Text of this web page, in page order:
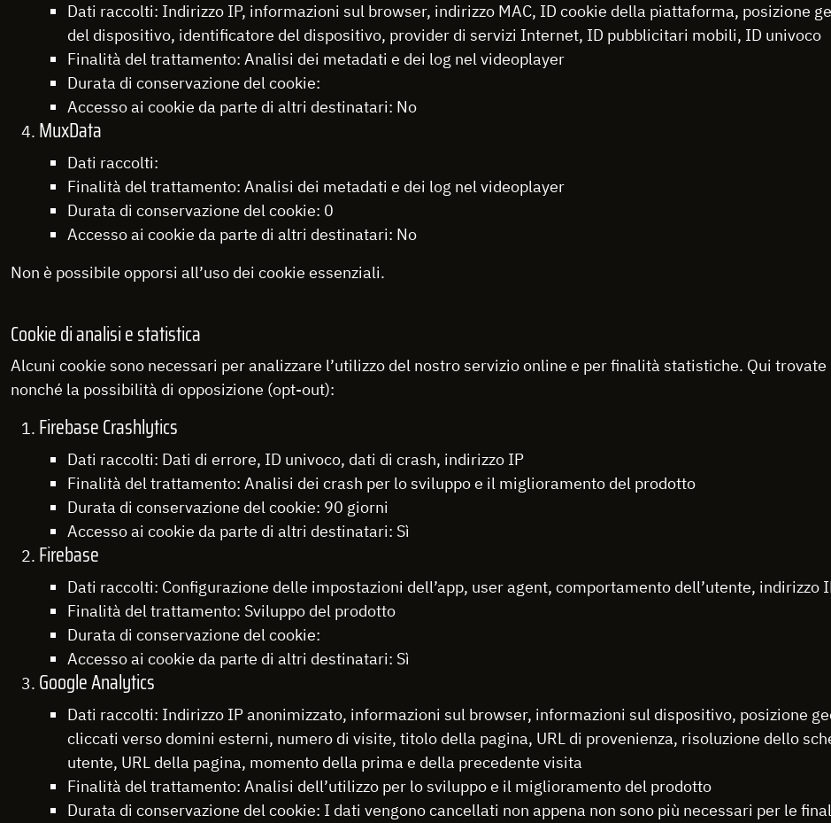
Dati raccolti: Indirizzo IP, informazioni sul browser, indirizzo MAC, ID cookie della piattaforma, posizione
del dispositivo, identificatore del dispositivo, provider di servizi Internet, ID pubblicitari mobili, ID univoco
Finalità del trattamento: Analisi dei metadati e dei log nel videoplayer
Durata di conservazione del cookie:
Accesso ai cookie da parte di altri destinatari: No
MuxData
Dati raccolti:
Finalità del trattamento: Analisi dei metadati e dei log nel videoplayer
Durata di conservazione del cookie: 0
Accesso ai cookie da parte di altri destinatari: No
Non è possibile opporsi all’uso dei cookie essenziali.
Cookie di analisi e statistica
Alcuni cookie sono necessari per analizzare l’utilizzo del nostro servizio online e per finalità statistiche. Qui
nonché la possibilità di opposizione (opt-out):
Firebase Crashlytics
Dati raccolti: Dati di errore, ID univoco, dati di crash, indirizzo IP
Finalità del trattamento: Analisi dei crash per lo sviluppo e il miglioramento del prodotto
Durata di conservazione del cookie: 90 giorni
Accesso ai cookie da parte di altri destinatari: Sì
Firebase
Dati raccolti: Configurazione delle impostazioni dell’app, user agent, comportamento dell’utente, indirizzo
Finalità del trattamento: Sviluppo del prodotto
Durata di conservazione del cookie:
Accesso ai cookie da parte di altri destinatari: Sì
Google Analytics
Dati raccolti: Indirizzo IP anonimizzato, informazioni sul browser, informazioni sul dispositivo, posizione
cliccati verso domini esterni, numero di visite, titolo della pagina, URL di provenienza, risoluzione dello
utente, URL della pagina, momento della prima e della precedente visita
Finalità del trattamento: Analisi dell’utilizzo per lo sviluppo e il miglioramento del prodotto
Durata di conservazione del cookie: I dati vengono cancellati non appena non sono più necessari per le